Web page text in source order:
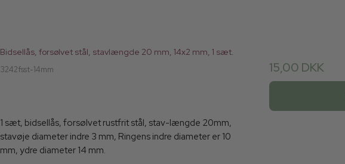
Bidsellås, forsølvet stål, stavlængde 20 mm, 14x2 mm, 1 sæt.
3242fsst-14mm
1 sæt, bidsellås, forsølvet rustfrit stål, stav-længde 20mm,
stavøje diameter indre 3 mm, Ringens indre diameter er 10
mm, ydre diameter 14 mm.
15,00 DKK